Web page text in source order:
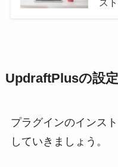
ス
UpdraftPlusの設定
プラグインのインス
していきましょう。